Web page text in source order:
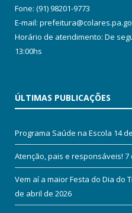
Fone: (91) 98201-9773
E-mail:
Horário de atendimento: De
13:00hs
ÚLTIMAS PUBLICAÇÕES
Programa Saúde na Escola 14
Atenção, pais e responsáveis! 7
Vem aí a maior Festa do Dia do
de abril de 2026